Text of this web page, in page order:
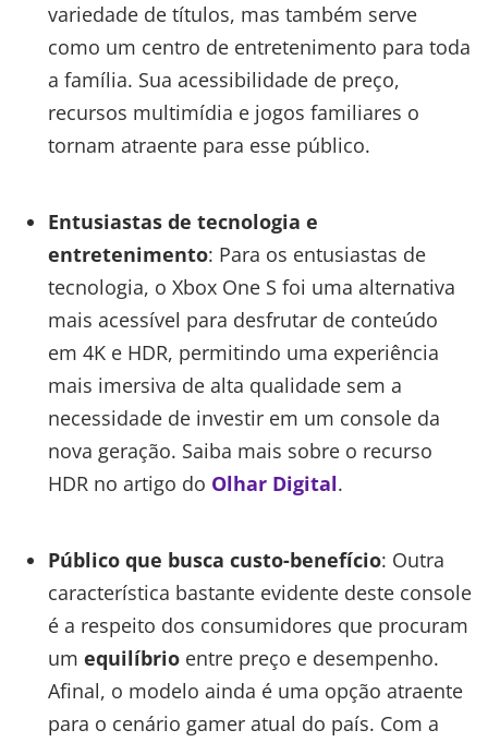
variedade de títulos, mas também serve
como um centro de entretenimento para toda
a família. Sua acessibilidade de preço,
recursos multimídia e jogos familiares o
tornam atraente para esse público.
Entusiastas de tecnologia e
entretenimento: Para os entusiastas de
tecnologia, o Xbox One S foi uma alternativa
mais acessível para desfrutar de conteúdo
em 4K e HDR, permitindo uma experiência
mais imersiva de alta qualidade sem a
necessidade de investir em um console da
nova geração. Saiba mais sobre o recurso
HDR no artigo do Olhar Digital.
Público que busca custo-benefício: Outra
característica bastante evidente deste console
é a respeito dos consumidores que procuram
um equilíbrio entre preço e desempenho.
Afinal, o modelo ainda é uma opção atraente
para o cenário gamer atual do país. Com a